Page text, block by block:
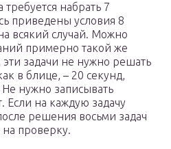
требуется набрать 7
приведены условия 8
всякий случай. Можно
примерно такой же
задачи не нужно решать
в блице, – 20 секунд,
нужно записывать
Если на каждую задачу
решения восьми задач
на проверку.